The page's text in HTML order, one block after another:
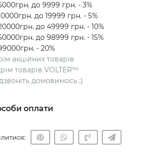
до 9999 грн. - 3%
до 19999 грн. - 5%
до 49999 грн. - 10%
до 98999 грн. - 15%
- 20%
акційних товарів
товарів VOLTER™
домовимось ;)
оплати